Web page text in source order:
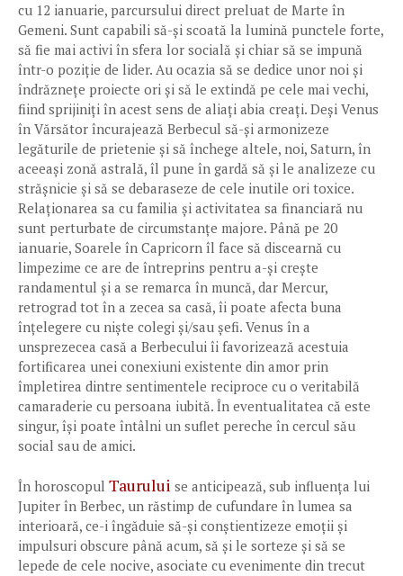
cu 12 ianuarie, parcursului direct preluat de Marte în
Gemeni. Sunt capabili să-și scoată la lumină punctele forte,
să fie mai activi în sfera lor socială și chiar să se impună
într-o poziție de lider. Au ocazia să se dedice unor noi și
îndrăznețe proiecte ori și să le extindă pe cele mai vechi,
fiind sprijiniți în acest sens de aliați abia creați. Deși Venus
în Vărsător încurajează Berbecul să-și armonizeze
legăturile de prietenie și să închege altele, noi, Saturn, în
aceeași zonă astrală, îl pune în gardă să și le analizeze cu
strășnicie și să se debaraseze de cele inutile ori toxice.
Relaționarea sa cu familia și activitatea sa financiară nu
sunt perturbate de circumstanțe majore. Până pe 20
ianuarie, Soarele în Capricorn îl face să discearnă cu
limpezime ce are de întreprins pentru a-și crește
randamentul și a se remarca în muncă, dar Mercur,
retrograd tot în a zecea sa casă, îi poate afecta buna
înțelegere cu niște colegi și/sau șefi. Venus în a
unsprezecea casă a Berbecului îi favorizează acestuia
fortificarea unei conexiuni existente din amor prin
împletirea dintre sentimentele reciproce cu o veritabilă
camaraderie cu persoana iubită. În eventualitatea că este
singur, își poate întâlni un suflet pereche în cercul său
social sau de amici.
În horoscopul Taurului se anticipează, sub influența lui
Jupiter în Berbec, un răstimp de cufundare în lumea sa
interioară, ce-i îngăduie să-și conștientizeze emoții și
impulsuri obscure până acum, să și le sorteze și să se
lepede de cele nocive, asociate cu evenimente din trecut